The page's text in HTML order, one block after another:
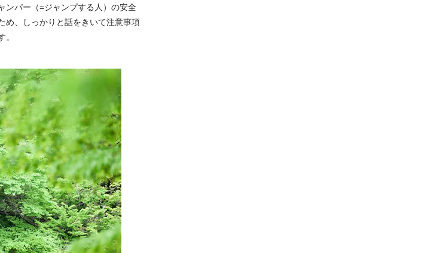
ンパー（=ジャンプする人）の安全
め、しっかりと話をきいて注意事項